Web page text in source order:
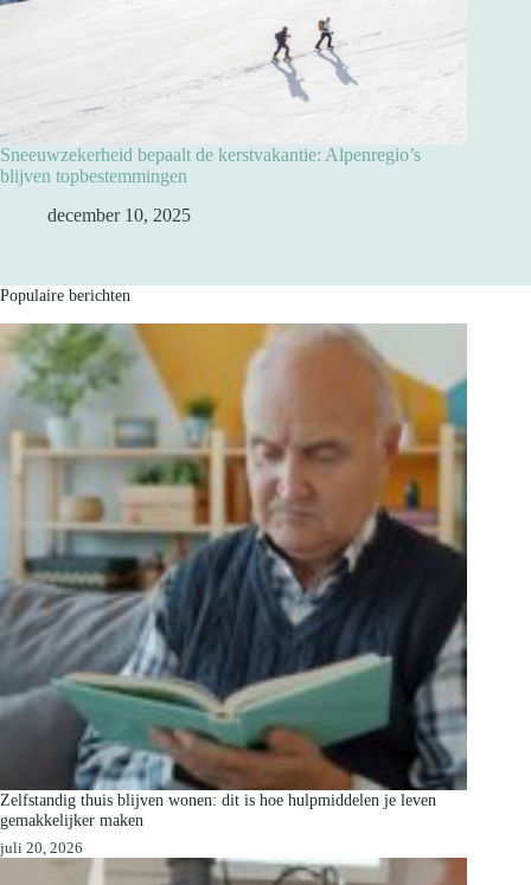
Sneeuwzekerheid bepaalt de kerstvakantie: Alpenregio’s
blijven topbestemmingen
december 10, 2025
Populaire berichten
Zelfstandig thuis blijven wonen: dit is hoe hulpmiddelen je leven
gemakkelijker maken
juli 20, 2026